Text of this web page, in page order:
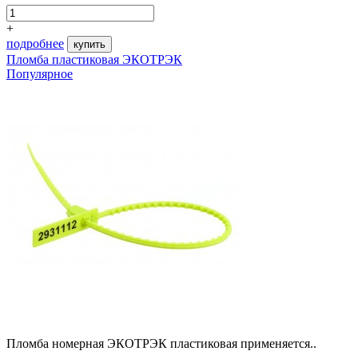
+
подробнее
купить
Пломба пластиковая ЭКОТРЭК
Популярное
Пломба номерная ЭКОТРЭК пластиковая применяется..